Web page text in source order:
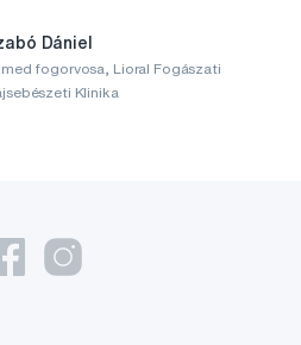
Dániel
fogorvosa, Lioral Fogászati
Klinika